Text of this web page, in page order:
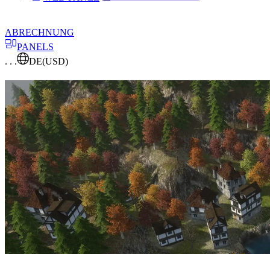
ABRECHNUNG
PANELS
. . .
DE(USD)